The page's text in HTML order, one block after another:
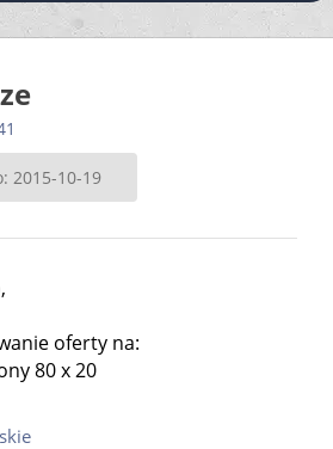
2015-10-19
oferty na:
80 x 20